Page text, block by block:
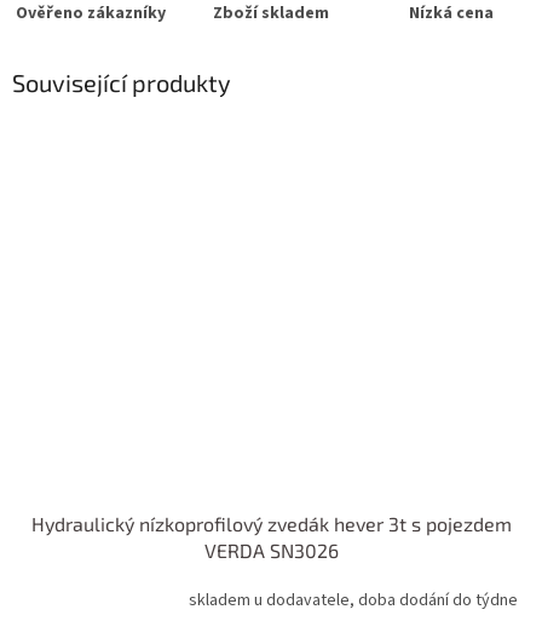
Ověřeno zákazníky Zboží skladem Nízká cena
Související produkty
Hydraulický nízkoprofilový zvedák hever 3t s pojezdem
VERDA SN3026
skladem u dodavatele, doba dodání do týdne